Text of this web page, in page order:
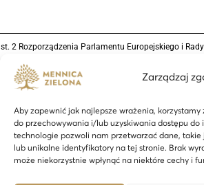
Zarządzaj
Aby zapewnić jak najlepsze wrażenia,
do przechowywania i/lub uzyskiwania dostępu
technologie pozwoli nam przetwarzać dane,
lub unikalne identyfikatory na tej stronie. Brak
może niekorzystnie wpłynąć na niektóre cechy i
2 Rozporządzenia Parlamentu Europejskiego i